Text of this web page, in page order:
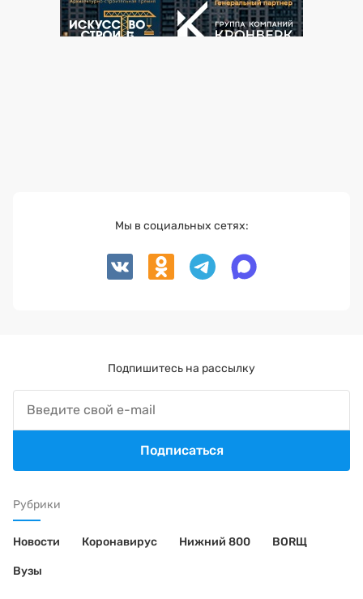
Рубрики
Новости Коронавирус Нижний 800 BORЩ
Вузы
Мы в социальных сетях:
Подпишитесь на рассылку
Подписаться